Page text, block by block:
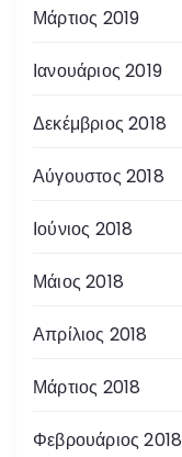
Μάρτιος 2019
Ιανουάριος 2019
Δεκέμβριος 2018
Αύγουστος 2018
Ιούνιος 2018
Μάιος 2018
Απρίλιος 2018
Μάρτιος 2018
Φεβρουάριος 2018